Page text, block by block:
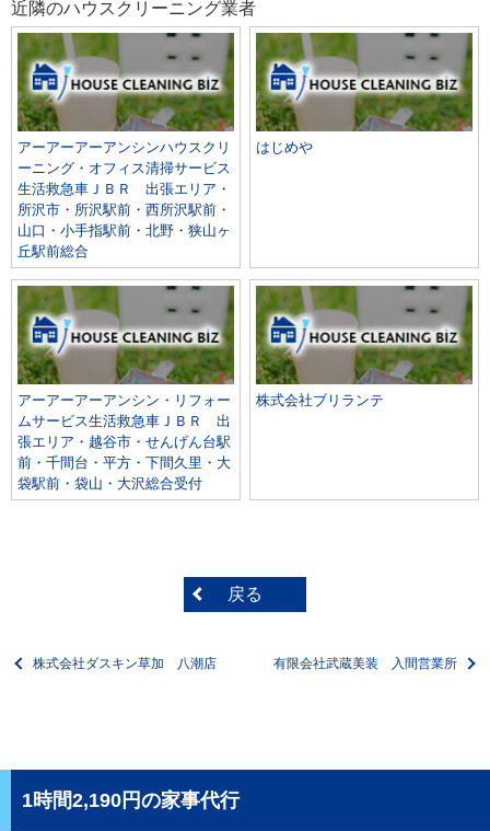
近隣のハウスクリーニング業者
アーアーアーアンシンハウスクリ
ーニング・オフィス清掃サービス
生活救急車ＪＢＲ 出張エリア・
所沢市・所沢駅前・西所沢駅前・
山口・小手指駅前・北野・狭山ヶ
丘駅前総合
はじめや
アーアーアーアンシン・リフォー
ムサービス生活救急車ＪＢＲ 出
張エリア・越谷市・せんげん台駅
前・千間台・平方・下間久里・大
袋駅前・袋山・大沢総合受付
株式会社ブリランテ
戻る
株式会社ダスキン草加 八潮店 有限会社武蔵美装 入間営業所
1時間2,190円の家事代行